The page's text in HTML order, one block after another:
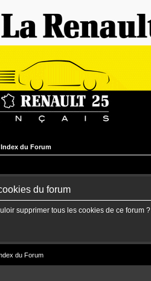
Index du Forum
du forum
supprimer tous les cookies de ce forum ?
du Forum